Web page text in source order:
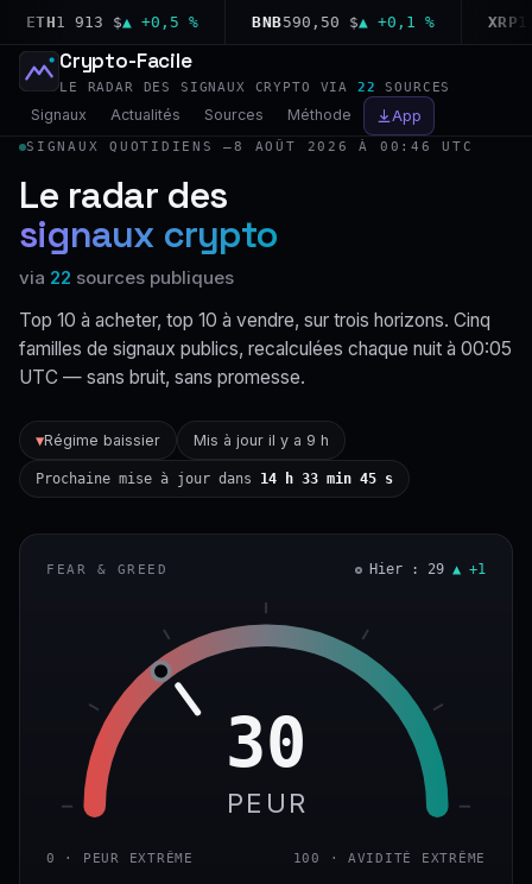
1 913 $▲ +0,5 % BNB590,50 $▲ +0,1 % XRP
Crypto-Facile
LE RADAR DES SIGNAUX CRYPTO VIA 22 SOURCES
Signaux Actualités Sources Méthode App
SIGNAUX QUOTIDIENS —8 AOÛT 2026 À 00:46 UTC
Le radar des
signaux crypto
via 22 sources publiques
Top 10 à acheter, top 10 à vendre, sur trois horizons. Cinq
familles de signaux publics, recalculées chaque nuit à 00:05
UTC — sans bruit, sans promesse.
▼Régime baissier Mis à jour il y a 9 h
Prochaine mise à jour dans 14 h 33 min 44 s
FEAR & GREED Hier : 29 ▲ +1
30
PEUR
0 · PEUR EXTRÊME 100 · AVIDITÉ EXTRÊME